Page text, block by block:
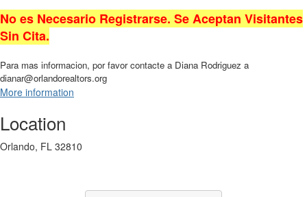
No es Necesario Registrarse. Se Aceptan Visitantes
Sin Cita.
Para mas informacion, por favor contacte a Diana Rodriguez a
dianar@orlandorealtors.org
More information
Location
Orlando, FL 32810